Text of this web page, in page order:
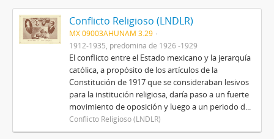
Conflicto Religioso (LNDLR)
MX 09003AHUNAM 3.29
1912-1935, predomina de 1926 -1929
El conflicto entre el Estado mexicano y la jerarquía
católica, a propósito de los artículos de la
Constitución de 1917 que se consideraban lesivos
para la institución religiosa, daría paso a un fuerte
movimiento de oposición y luego a un periodo d...
Conflicto Religioso (LNDLR)